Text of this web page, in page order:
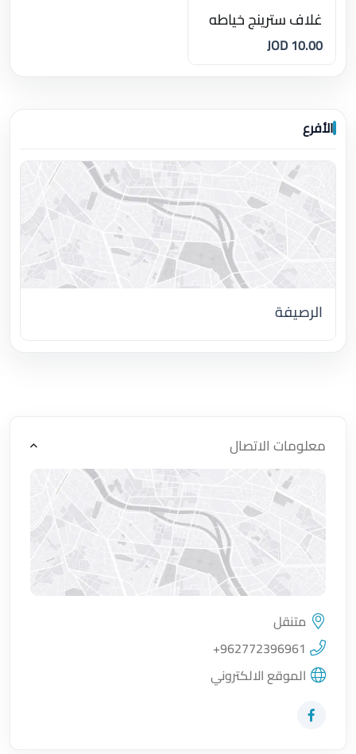
غلاف سترينج خياطه
10.00 JOD
الأفرع
الرصيفة
معلومات الاتصال
اضغط لتحميل الموقع
متنقل
+962772396961
الموقع الالكتروني
زيارة حساب المتجر على Facebook-f